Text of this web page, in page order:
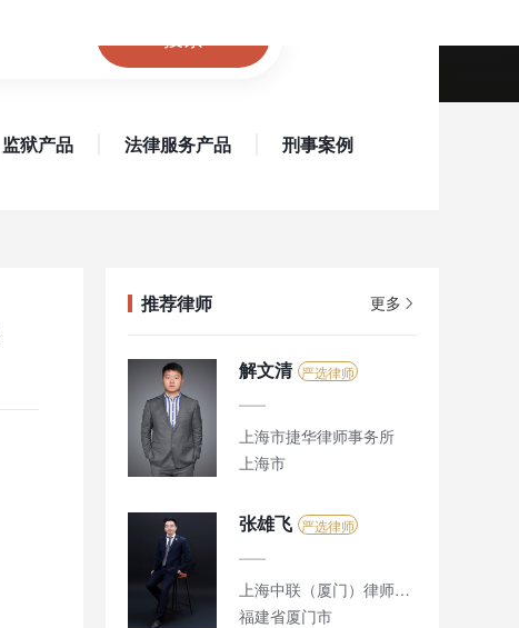
监狱产品 法律服务产品 刑事案例
推荐律师 更多
解文清 严选律师
上海市捷华律师事务所
上海市
张雄飞 严选律师
上海中联（厦门）律师事务所
福建省厦门市